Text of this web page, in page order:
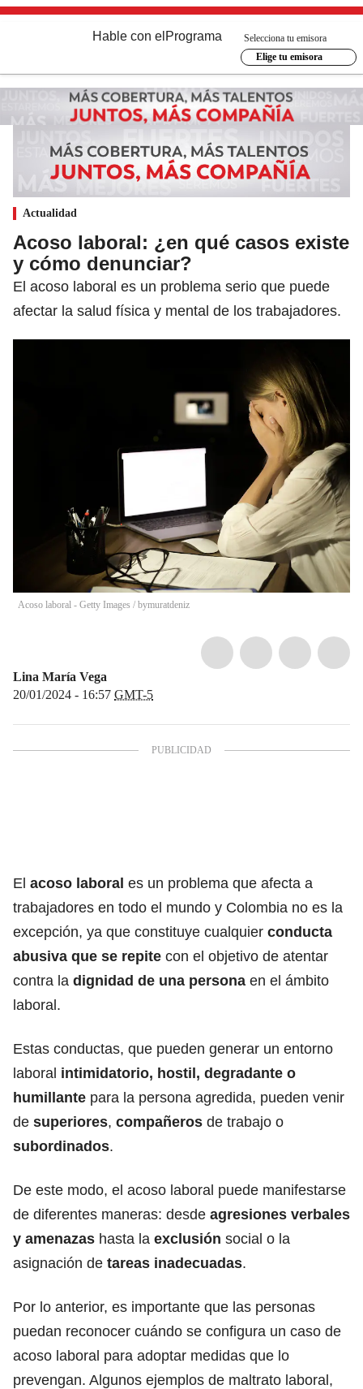
Hable con el Programa
Selecciona tu emisora
Elige tu emisora
Actualidad
Acoso laboral: ¿en qué casos existe
y cómo denunciar?
El acoso laboral es un problema serio que puede
afectar la salud física y mental de los trabajadores.
Acoso laboral - Getty Images / bymuratdeniz
Lina María Vega
20/01/2024 - 16:57 GMT-5
El acoso laboral es un problema que afecta a
trabajadores en todo el mundo y Colombia no es la
excepción, ya que constituye cualquier conducta
abusiva que se repite con el objetivo de atentar
contra la dignidad de una persona en el ámbito
laboral.
Estas conductas, que pueden generar un entorno
laboral intimidatorio, hostil, degradante o
humillante para la persona agredida, pueden venir
de superiores, compañeros de trabajo o
subordinados.
De este modo, el acoso laboral puede manifestarse
de diferentes maneras: desde agresiones verbales
y amenazas hasta la exclusión social o la
asignación de tareas inadecuadas.
Por lo anterior, es importante que las personas
puedan reconocer cuándo se configura un caso de
acoso laboral para adoptar medidas que lo
prevengan. Algunos ejemplos de maltrato laboral,